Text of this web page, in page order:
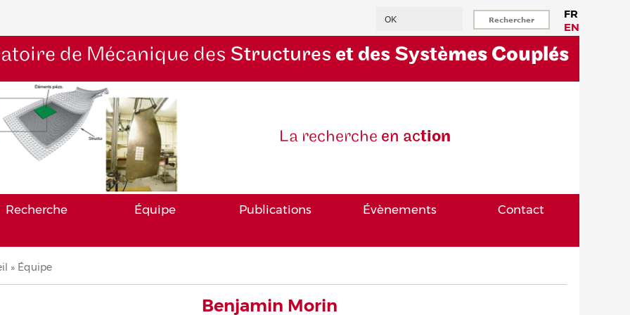
FR
EN
de Mécanique des Structures et des Systèmes Couplés
La recherche en action
Recherche Équipe Publications Évènements Contact
Équipe
Benjamin Morin